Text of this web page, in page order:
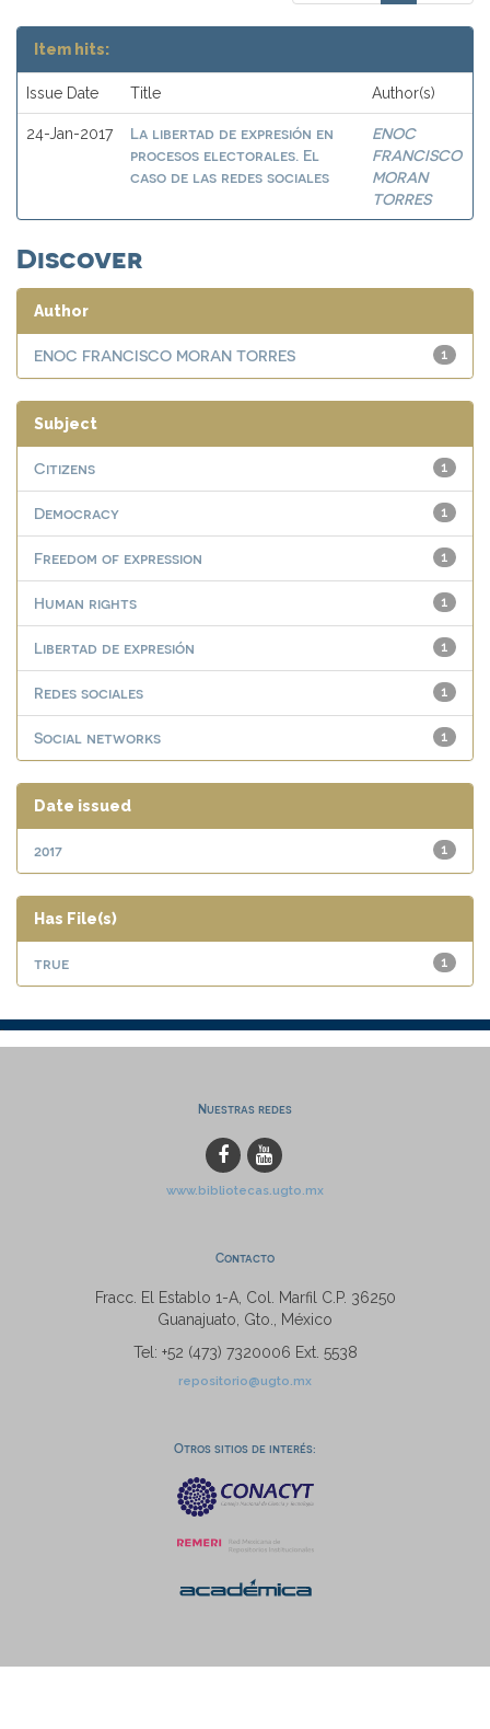
Item hits:
Issue Date Title Author(s)
24-Jan-2017
La libertad de expresión en
procesos electorales. El
caso de las redes sociales
ENOC
FRANCISCO
MORAN
TORRES
Discover
Author
1
ENOC FRANCISCO MORAN TORRES
Subject
1
Citizens
1
Democracy
1
Freedom of expression
1
Human rights
1
Libertad de expresión
1
Redes sociales
1
Social networks
Date issued
1
2017
Has File(s)
1
true
Nuestras redes
www.bibliotecas.ugto.mx
Contacto
Fracc. El Establo 1-A, Col. Marfil C.P. 36250
Guanajuato, Gto., México
Tel: +52 (473) 7320006 Ext. 5538
repositorio@ugto.mx
Otros sitios de interés: